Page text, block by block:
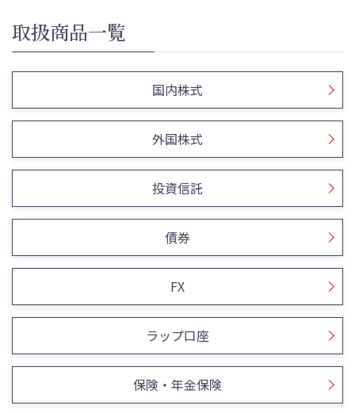
取扱商品一覧
国内株式
外国株式
投資信託
債券
FX
ラップ口座
保険・年金保険